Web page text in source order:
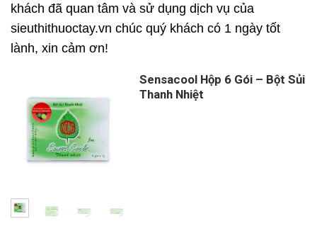
khách đã quan tâm và sử dụng dịch vụ của
sieuthithuoctay.vn chúc quý khách có 1 ngày tốt
lành, xin cảm ơn!
Sensacool Hộp 6 Gói – Bột Sủi
Thanh Nhiệt